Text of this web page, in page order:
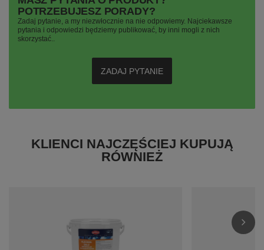
POTRZEBUJESZ PORADY?
Zadaj pytanie, a my niezwłocznie na nie odpowiemy. Najciekawsze
pytania i odpowiedzi będziemy publikować, by inni mogli z nich
skorzystać..
ZADAJ PYTANIE
KLIENCI NAJCZĘŚCIEJ KUPUJĄ
RÓWNIEŻ